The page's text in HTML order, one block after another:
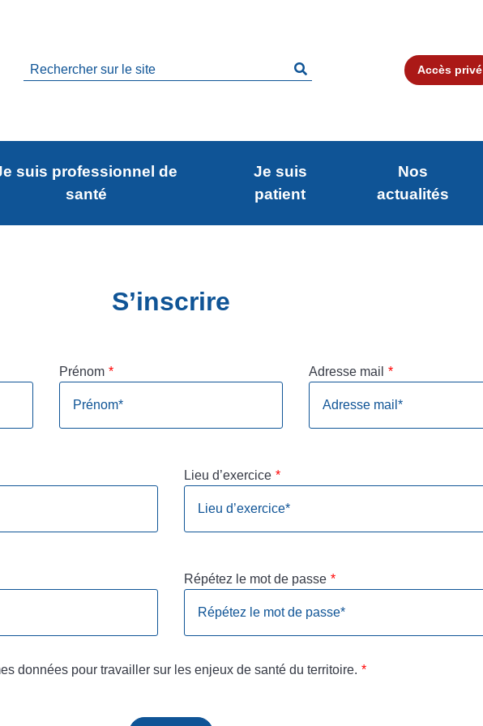
Rechercher
Accès privé
suis professionnel de
santé
Je suis
patient
Nos
actualités
S’inscrire
Prénom * Adresse mail *
Lieu d’exercice *
Répétez le mot de passe *
données pour travailler sur les enjeux de santé du territoire. *